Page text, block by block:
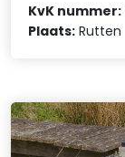
KvK nummer:
Plaats: Rutten